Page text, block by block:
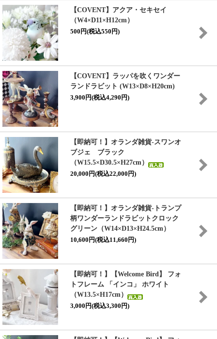
【COVENT】アクア・セキセイ
（W4×D11×H12cm）
500円(税込550円)
【COVENT】ラッパを吹くワンダー
ランドラビット (W13×D8×H20cm)
3,900円(税込4,290円)
【即納可！】オランダ雑貨-スワンオ
ブジェ ブラック
（W15.5×D30.5×H27cm）
20,000円(税込22,000円)
【即納可！】オランダ雑貨-トランプ
柄ワンダーランドラビットクロック
グリーン（W14×D13×H24.5cm）
10,600円(税込11,660円)
【即納可！】【Welcome Bird】 フォ
トフレーム 「インコ」 ホワイト
（W13.5×H17cm）
3,000円(税込3,300円)